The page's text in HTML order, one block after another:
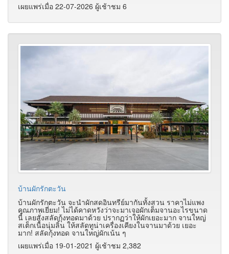
เผยแพร่เมื่อ 22-07-2026 ผู้เช้าชม 6
บ้านผักรักตะวัน
บ้านผักรักตะวัน จะนำผักสดอินทรีย์มากันทั้งสวน ราคาไม่แพง
คุณภาพเยี่ยม! ไม่ได้คาดหวังว่าจะมาเจอผักเต็มจานอะไรขนาด
นี้ เลยสั่งสลัดกุ้งทอดมาด้วย ปรากฏว่าให้ผักเยอะมาก จานใหญ่
สเต็กเนื้อนุ่มลิ้น ให้สลัดทูน่าเครื่องเคียงในจานมาด้วย เยอะ
มาก! สลัดกุ้งทอด จานใหญ่ผักเน้น ๆ
เผยแพร่เมื่อ 19-01-2021 ผู้เช้าชม 2,382